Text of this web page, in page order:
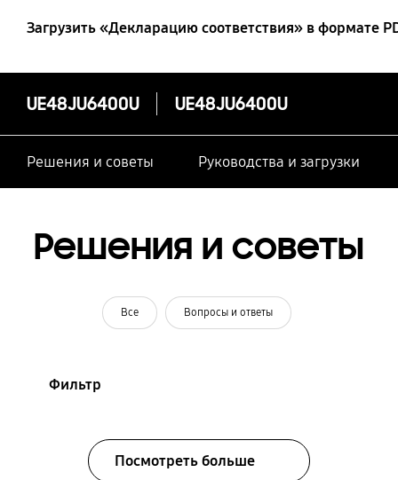
Загрузить «Декларацию соответствия» в формате
UE48JU6400U UE48JU6400U
Решения и советы Руководства и загрузки
Решения и советы
Все Вопросы и ответы
Фильтр
Посмотреть больше